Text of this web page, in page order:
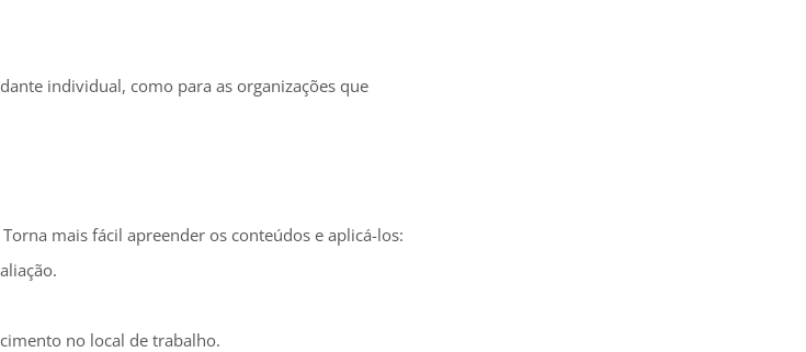
individual, como para as organizações que
mais fácil apreender os conteúdos e aplicá-los:
no local de trabalho.